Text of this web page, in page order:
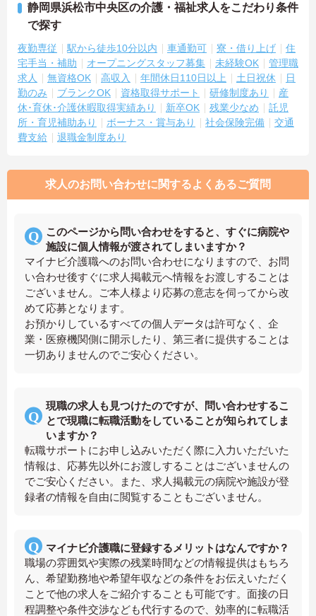
静岡県浜松市中央区の介護・福祉求人をこだわり条件
で探す
夜勤専従 駅から徒歩10分以内 車通勤可 寮・借り上げ
住
宅手当・補助
オープニングスタッフ募集 未経験OK
管理職
求人
無資格OK 高収入 年間休日110日以上 土日祝休
日
勤のみ
ブランクOK 資格取得サポート 研修制度あり
産
休･育休･介護休暇取得実績あり
新卒OK 残業少なめ
託児
所・育児補助あり
ボーナス・賞与あり 社会保険完備
交通
費支給
退職金制度あり
求人のお問い合わせに関するよくあるご質問
このページから問い合わせをすると、すぐに病院や
施設に個人情報が渡されてしまいますか？
マイナビ介護職へのお問い合わせになりますので、お問
い合わせ後すぐに求人掲載元へ情報をお渡しすることは
ございません。ご本人様より応募の意志を伺ってから改
めて応募となります。
お預かりしているすべての個人データは許可なく、企
業・医療機関側に開示したり、第三者に提供することは
一切ありませんのでご安心ください。
現職の求人も見つけたのですが、問い合わせするこ
とで現職に転職活動をしていることが知られてしま
いますか？
転職サポートにお申し込みいただく際に入力いただいた
情報は、応募先以外にお渡しすることはございませんの
でご安心ください。また、求人掲載元の病院や施設が登
録者の情報を自由に閲覧することもございません。
マイナビ介護職に登録するメリットはなんですか？
職場の雰囲気や実際の残業時間などの情報提供はもちろ
ん、希望勤務地や希望年収などの条件をお伝えいただく
ことで他の求人をご紹介することも可能です。面接の日
程調整や条件交渉なども代行するので、効率的に転職活